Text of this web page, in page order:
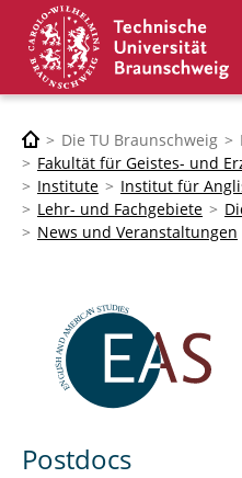
Die TU Braunschweig
Fakultät für Geistes- und
Institute
Institut für
Lehr- und Fachgebiete
News und Veranstaltungen
Postdocs